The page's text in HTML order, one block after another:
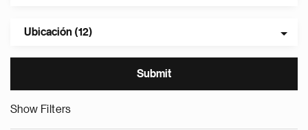
Ubicación (12)
Show Filters